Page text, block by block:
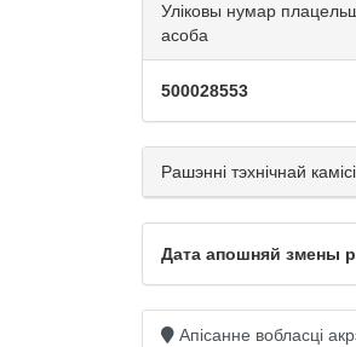
Уліковы нумар
асоба
500028553
Рашэнні тэхнічнай
Дата апошняй змены
Апісанне вобласці